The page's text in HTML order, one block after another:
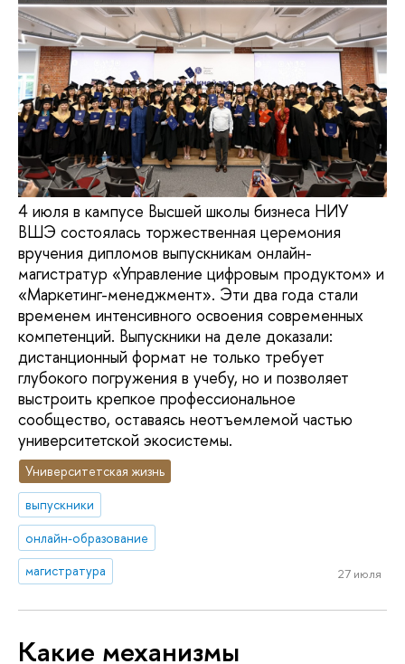
4 июля в кампусе Высшей школы бизнеса НИУ
ВШЭ состоялась торжественная церемония
вручения дипломов выпускникам онлайн-
магистратур «Управление цифровым продуктом» и
«Маркетинг-менеджмент». Эти два года стали
временем интенсивного освоения современных
компетенций. Выпускники на деле доказали:
дистанционный формат не только требует
глубокого погружения в учебу, но и позволяет
выстроить крепкое профессиональное
сообщество, оставаясь неотъемлемой частью
университетской экосистемы.
Университетская жизнь
выпускники
онлайн-образование
магистратура
27 июля
Какие механизмы